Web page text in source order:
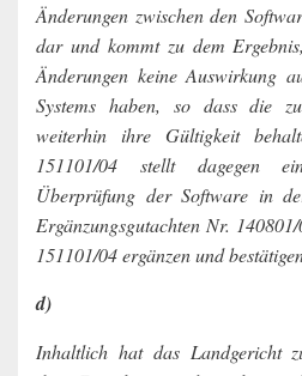
Änderungen zwischen den
dar und kommt zu dem
Änderungen keine Auswirkung
Systems haben, so dass die
weiterhin ihre Gültigkeit
151101/04 stellt dagegen
Überprüfung der Software in
Ergänzungsgutachten Nr.
151101/04 ergänzen und
d)
Inhaltlich hat das Landgericht